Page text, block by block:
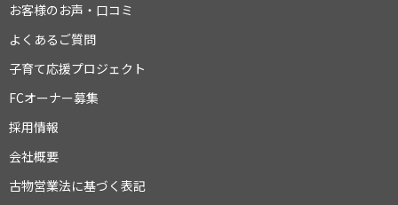
お客様のお声・口コミ
よくあるご質問
子育て応援プロジェクト
FCオーナー募集
採用情報
会社概要
古物営業法に基づく表記